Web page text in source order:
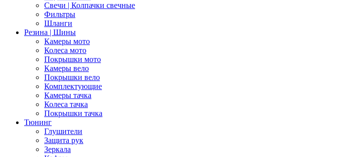
Свечи | Колпачки свечные
Фильтры
Шланги
Резина | Шины
Камеры мото
Колеса мото
Покрышки мото
Камеры вело
Покрышки вело
Комплектующие
Камеры тачка
Колеса тачка
Покрышки тачка
Тюнинг
Глушители
Защита рук
Зеркала